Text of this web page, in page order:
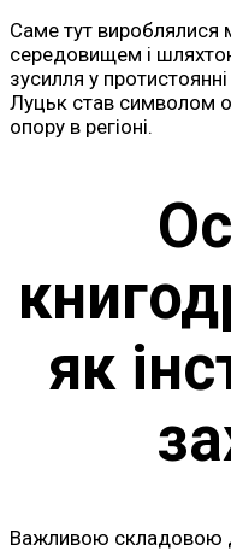
Саме тут вироблялися
середовищем і
зусилля у
Луцьк став символом
опору в регіоні.
як
Важливою складовою